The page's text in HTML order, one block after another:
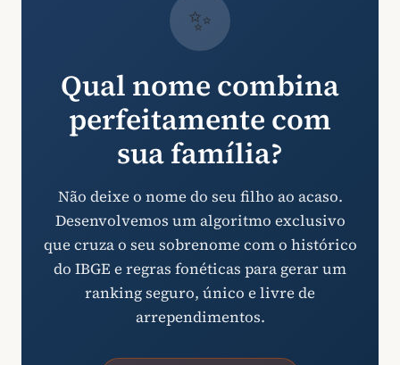
✨
Qual nome combina
perfeitamente com
sua família?
Não deixe o nome do seu filho ao acaso.
Desenvolvemos um algoritmo exclusivo
que cruza o seu sobrenome com o histórico
do IBGE e regras fonéticas para gerar um
ranking seguro, único e livre de
arrependimentos.